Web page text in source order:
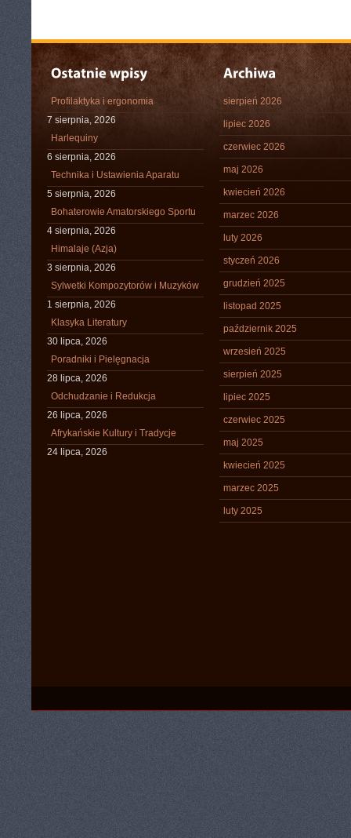
Profilaktyka i ergonomia
7 sierpnia, 2026
Harlequiny
6 sierpnia, 2026
Technika i Ustawienia Aparatu
5 sierpnia, 2026
Bohaterowie Amatorskiego Sportu
4 sierpnia, 2026
Himalaje (Azja)
3 sierpnia, 2026
Sylwetki Kompozytorów i Muzyków
1 sierpnia, 2026
Klasyka Literatury
30 lipca, 2026
Poradniki i Pielęgnacja
28 lipca, 2026
Odchudzanie i Redukcja
26 lipca, 2026
Afrykańskie Kultury i Tradycje
24 lipca, 2026
sierpień 2026
lipiec 2026
czerwiec 2026
maj 2026
kwiecień 2026
marzec 2026
luty 2026
styczeń 2026
grudzień 2025
listopad 2025
październik 2025
wrzesień 2025
sierpień 2025
lipiec 2025
czerwiec 2025
maj 2025
kwiecień 2025
marzec 2025
luty 2025